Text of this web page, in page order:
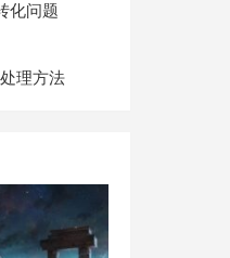
化问题
理方法